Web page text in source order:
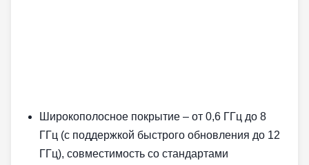
Широкополосное покрытие‌ – от 0,6 ГГц до 8
ГГц (с поддержкой быстрого обновления до 12
ГГц), совместимость со стандартами